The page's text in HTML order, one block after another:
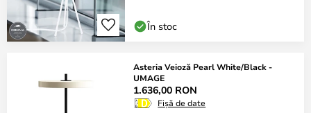
În stoc
Asteria Veioză Pearl White/Black -
UMAGE
1.636,00 RON
Fișă de date